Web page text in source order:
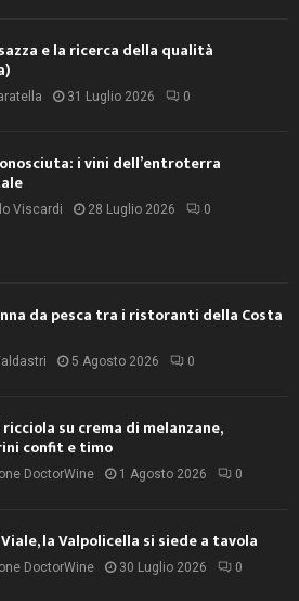
e la ricerca della qualità
31 Luglio 2026 0
i vini dell’entroterra
Viscardi 28 Luglio 2026 0
da pesca tra i ristoranti della Costa
5 Agosto 2026 0
su crema di melanzane,
confit e timo
DoctorWine 1 Agosto 2026 0
la Valpolicella si siede a tavola
DoctorWine 30 Luglio 2026 0